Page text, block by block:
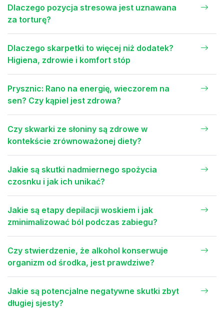
Dlaczego pozycja stresowa jest uznawana
za torturę?
Dlaczego skarpetki to więcej niż dodatek?
Higiena, zdrowie i komfort stóp
Prysznic: Rano na energię, wieczorem na
sen? Czy kąpiel jest zdrowa?
Czy skwarki ze słoniny są zdrowe w
kontekście zrównoważonej diety?
Jakie są skutki nadmiernego spożycia
czosnku i jak ich unikać?
Jakie są etapy depilacji woskiem i jak
zminimalizować ból podczas zabiegu?
Czy stwierdzenie, że alkohol konserwuje
organizm od środka, jest prawdziwe?
Jakie są potencjalne negatywne skutki zbyt
długiej sjesty?